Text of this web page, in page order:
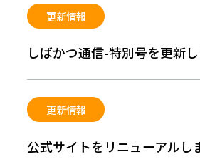
更新情報
しばかつ通信-特別号を更新
更新情報
公式サイトをリニューアルし